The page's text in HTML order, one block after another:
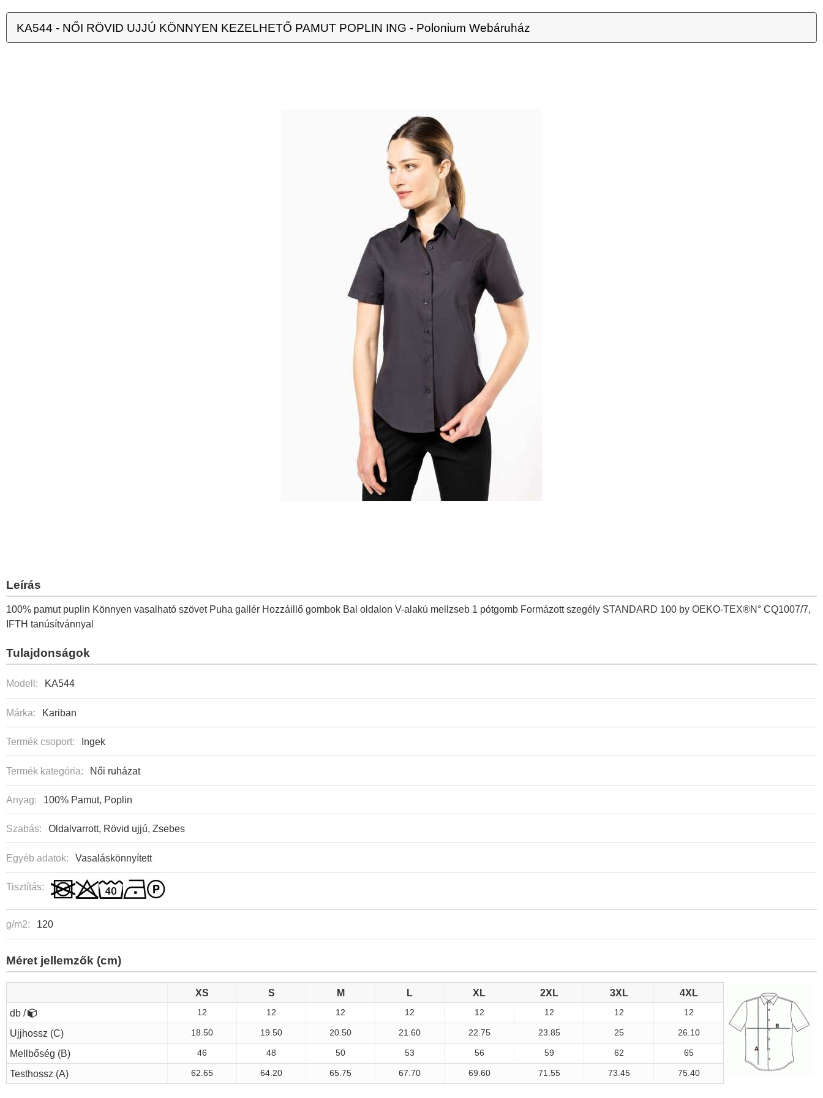
KA544 - NŐI RÖVID UJJÚ KÖNNYEN KEZELHETŐ PAMUT POPLIN ING - Polonium Webáruház
Leírás
100% pamut puplin Könnyen vasalható szövet Puha gallér Hozzáillő gombok Bal oldalon V-alakú mellzseb 1 pótgomb Formázott szegély STANDARD 100 by OEKO-TEX®N° CQ1007/7,
IFTH tanúsítvánnyal
Tulajdonságok
Modell: KA544
Márka: Kariban
Termék csoport: Ingek
Termék kategória: Női ruházat
Anyag: 100% Pamut, Poplin
Szabás: Oldalvarrott, Rövid ujjú, Zsebes
Egyéb adatok: Vasaláskönnyített
Tisztítás:
g/m2: 120
Méret jellemzők (cm)
XS S M L XL 2XL 3XL
4XL
db /
12 12 12 12 12 12 12 12
Ujjhossz (C) 18.50 19.50 20.50 21.60 22.75 23.85 25 26.10
Mellbőség (B) 46 48 50 53 56 59 62 65
Testhossz (A) 62.65 64.20 65.75 67.70 69.60 71.55 73.45 75.40